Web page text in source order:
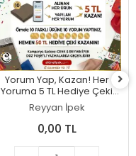
Yorum Yap, Kazan! Her
Yoruma 5 TL Hediye Çeki
Sende Kazan.
Reyyan İpek
0,00 TL